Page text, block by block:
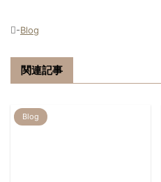
-Blog
関連記事
Blog